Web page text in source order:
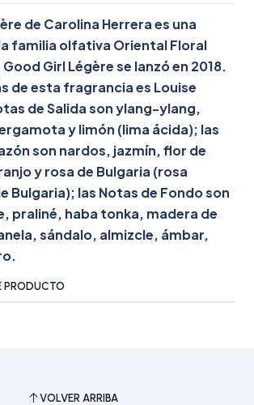
de Carolina Herrera es una
familia olfativa Oriental Floral
Girl Légère se lanzó en 2018.
de esta fragrancia es Louise
de Salida son ylang-ylang,
y limón (lima ácida); las
son nardos, jazmín, flor de
y rosa de Bulgaria (rosa
Bulgaria); las Notas de Fondo son
praliné, haba tonka, madera de
sándalo, almizcle, ámbar,
PRODUCTO
VOLVER ARRIBA